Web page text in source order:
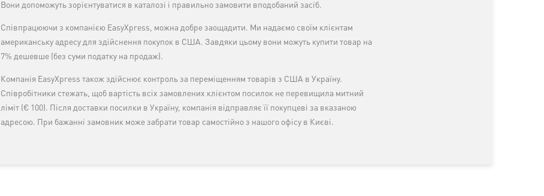
Вони допоможуть зорієнтуватися в каталозі і правильно замовити вподобаний засіб.
Співпрацюючи з компанією EasyXpress, можна добре заощадити. Ми надаємо своїм клієнтам
американську адресу для здійснення покупок в США. Завдяки цьому вони можуть купити товар на
7% дешевше (без суми податку на продаж).
Компанія EasyXpress також здійснює контроль за переміщенням товарів з США в Україну.
Співробітники стежать, щоб вартість всіх замовлених клієнтом посилок не перевищила митний
ліміт (€ 100). Після доставки посилки в Україну, компанія відправляє її покупцеві за вказаною
адресою. При бажанні замовник може забрати товар самостійно з нашого офісу в Києві.